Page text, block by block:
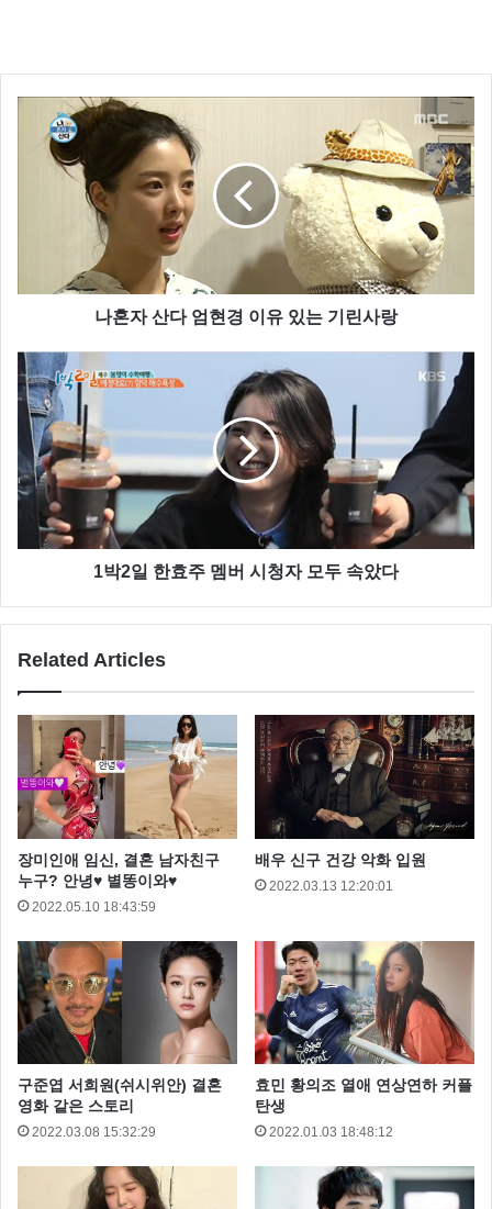
두번째 무대는 복면가왕 챔피언 과 복면가왕 보메미안
의 대결이 펼쳐졌는데요 복면가왕 보헤미안 이 복면가
왕 챔피언을 3표차이라 승리하면서 3라운드에 올라갔
다.
복면을 벗은 복면가왕 챔피언 은 발라드 가수 팀 이였
다.
▲ 복면가왕 챔피언 데뷔 14년차 가수 팀 인도네시아에서 30부작 드라마
나혼자 산다 엄현경 이유 있는 기린사랑
1박2일 한효주 멤버 시청자 모두 속았다
Related Articles
장미인애 임신, 결혼 남자친구
누구? 안녕♥ 별똥이와♥
2022.05.10 18:43:59
배우 신구 건강 악화 입원
2022.03.13 12:20:01
구준엽 서희원(쉬시위안) 결혼
영화 같은 스토리
2022.03.08 15:32:29
효민 황의조 열애 연상연하 커플
탄생
2022.01.03 18:48:12